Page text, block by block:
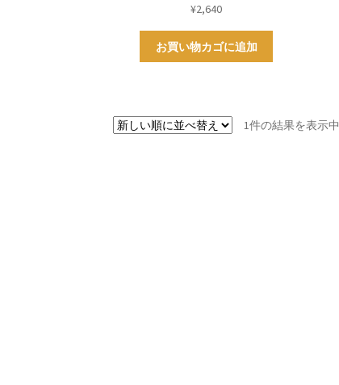
¥2,640
お買い物カゴに追加
1件の結果を表示中